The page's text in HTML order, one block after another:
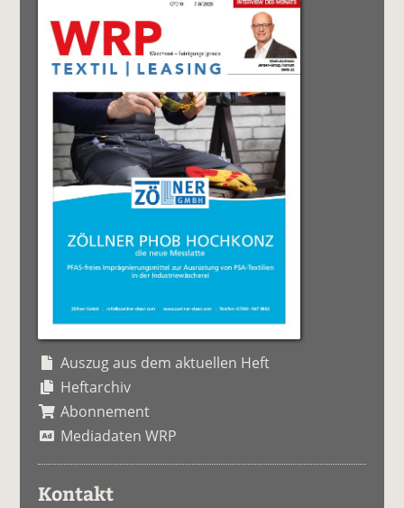
Auszug aus dem aktuellen Heft
Heftarchiv
Abonnement
Mediadaten WRP
Kontakt